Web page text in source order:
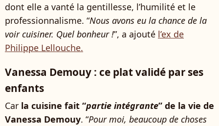
dont elle a vanté la gentillesse, l’humilité et le
professionnalisme. “Nous avons eu la chance de la
voir cuisiner. Quel bonheur !”, a ajouté l’ex de
Philippe Lellouche.
Vanessa Demouy : ce plat validé par ses
enfants
Car la cuisine fait “partie intégrante” de la vie de
Vanessa Demouy. “Pour moi, beaucoup de choses